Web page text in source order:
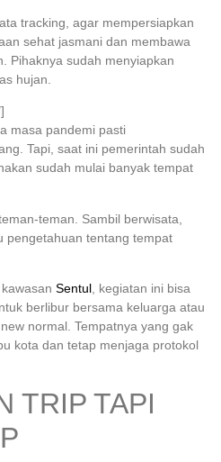
tracking, agar mempersiapkan
sehat jasmani dan membawa
Pihaknya sudah menyiapkan
hujan.
masa pandemi pasti
Tapi, saat ini pemerintah sudah
sudah mulai banyak tempat
teman. Sambil berwisata,
pengetahuan tentang tempat
Sentul , kegiatan ini bisa
berlibur bersama keluarga atau
normal. Tempatnya yang gak
kota dan tetap menjaga protokol
TRIP TAPI